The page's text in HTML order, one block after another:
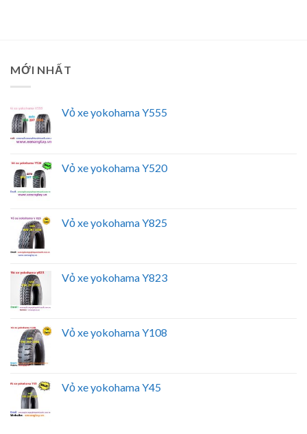
MỚI NHẤT
Vỏ xe yokohama Y555
Vỏ xe yokohama Y520
Vỏ xe yokohama Y825
Vỏ xe yokohama Y823
Vỏ xe yokohama Y108
Vỏ xe yokohama Y45